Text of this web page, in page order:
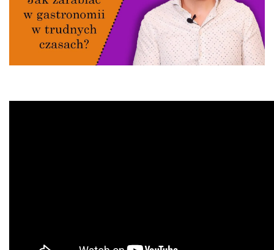
preferowany język lub region, w którym znajduje się użytkownik.
Statystyka
Nieklasyfikowane pliki cookie, to pliki, które są w procesie